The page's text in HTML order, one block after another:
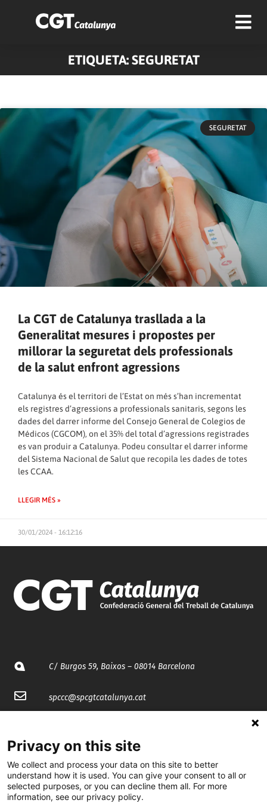
ETIQUETA: SEGURETAT
SEGURETAT
La CGT de Catalunya trasllada a la
Generalitat mesures i propostes per
millorar la seguretat dels professionals
de la salut enfront agressions
Catalunya és el territori de l’Estat on més s’han incrementat
els registres d’agressions a professionals sanitaris, segons les
dades del darrer informe del Consejo General de Colegios de
Médicos (CGCOM), on el 35% del total d’agressions registrades
es van produir a Catalunya. Podeu consultar el darrer informe
del Sistema Nacional de Salut que recopila les dades de totes
les CCAA.
LLEGIR MÉS »
30/01/2024 - 16:12:16
C/ Burgos 59, Baixos – 08014 Barcelona
spccc@spcgtcatalunya.cat
@CGTCatalunya
cgtcatalunya
Privacy on this site
We collect and process your data on this site to better
understand how it is used. You can give your consent to all or
selected purposes, or you can decline them all. For more
information, see our privacy policy.